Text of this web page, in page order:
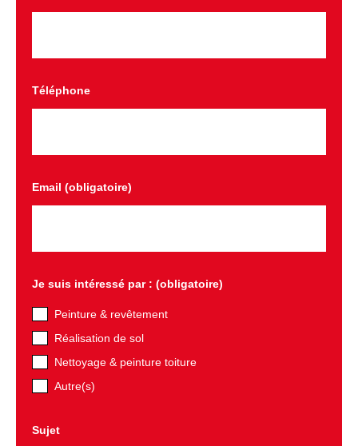
Téléphone
Email (obligatoire)
Je suis intéressé par : (obligatoire)
Peinture & revêtement
Réalisation de sol
Nettoyage & peinture toiture
Autre(s)
Sujet